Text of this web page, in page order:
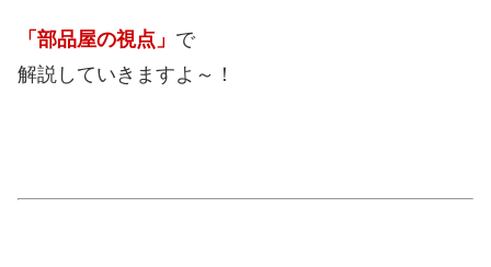
「部品屋の視点」 で
解説していきますよ～！